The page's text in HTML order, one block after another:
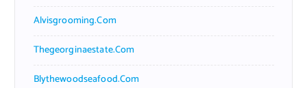
Alvisgrooming.com
Thegeorginaestate.com
Blythewoodseafood.com